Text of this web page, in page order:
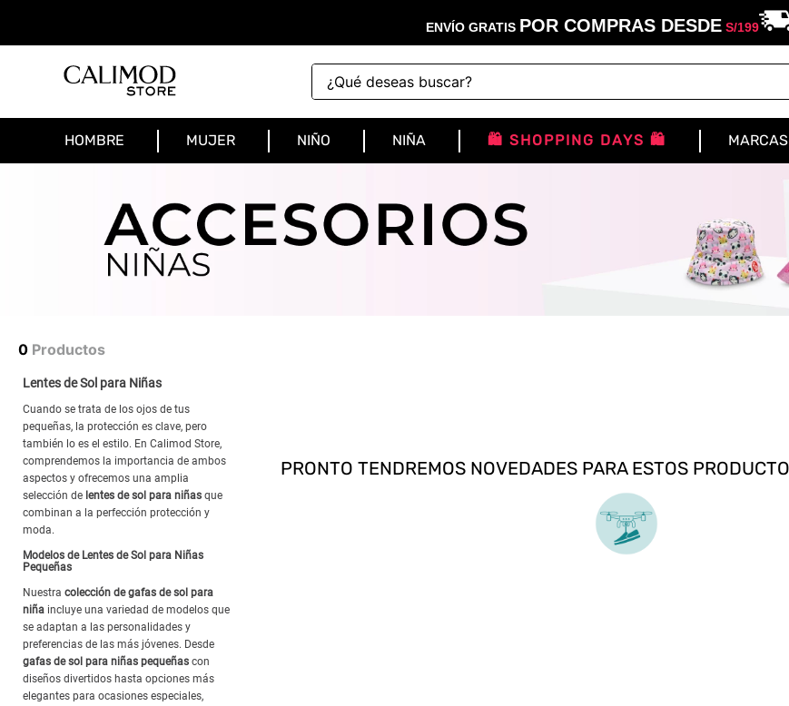
ENVÍO GRATIS POR COMPRAS DESDES/199
¿Qué deseas buscar?
HOMBRE MUJER NIÑO NIÑA 🛍️ SHOPPING DAYS 🛍️ MARCAS
0 Productos
Lentes de Sol para Niñas
Cuando se trata de los ojos de tus
pequeñas, la protección es clave, pero
también lo es el estilo. En Calimod Store,
comprendemos la importancia de ambos
aspectos y ofrecemos una amplia
selección de lentes de sol para niñas que
combinan a la perfección protección y
moda.
Modelos de Lentes de Sol para Niñas
Pequeñas
Nuestra colección de gafas de sol para
niña incluye una variedad de modelos que
se adaptan a las personalidades y
preferencias de las más jóvenes. Desde
gafas de sol para niñas pequeñas con
diseños divertidos hasta opciones más
elegantes para ocasiones especiales,